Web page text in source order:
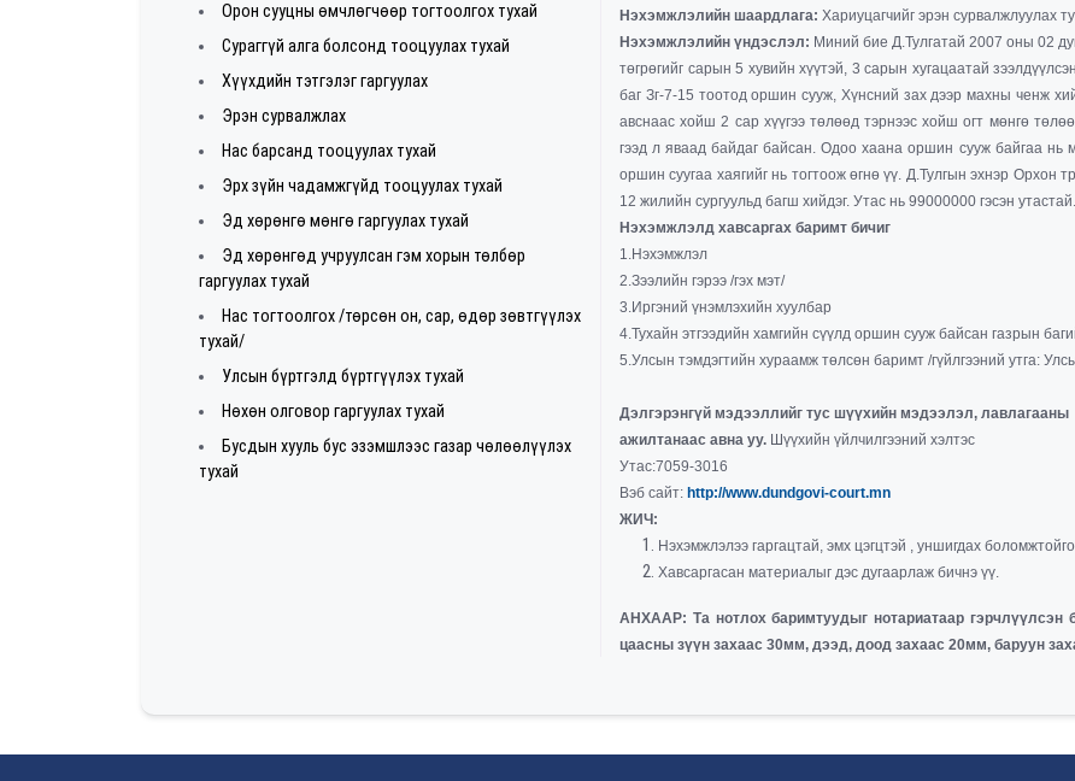
Орон сууцны өмчлөгчөөр тогтоолгох тухай
Сураггүй алга болсонд тооцуулах тухай
Хүүхдийн тэтгэлэг гаргуулах
Эрэн сурвалжлах
Нас барсанд тооцуулах тухай
Эрх зүйн чадамжгүйд тооцуулах тухай
Эд хөрөнгө мөнгө гаргуулах тухай
Эд хөрөнгөд учруулсан гэм хорын төлбөр
гаргуулах тухай
Нас тогтоолгох /төрсөн он, сар, өдөр зөвтгүүлэх
тухай/
Улсын бүртгэлд бүртгүүлэх тухай
Нөхөн олговор гаргуулах тухай
Бусдын хууль бус эзэмшлээс газар чөлөөлүүлэх
тухай
Нэхэмжлэлийн шаардлага: Хариуцагчийг эрэн сурвалжлуулах
Нэхэмжлэлийн үндэслэл: Миний бие Д.Тулгатай 2007 оны 02
төгрөгийг сарын 5 хувийн хүүтэй, 3 сарын хугацаатай
баг Зг-7-15 тоотод оршин сууж, Хүнсний зах дээр махны ченж
авснаас хойш 2 сар хүүгээ төлөөд тэрнээс хойш огт мөнгө
гээд л яваад байдаг байсан. Одоо хаана оршин сууж байгаа нь
оршин суугаа хаягийг нь тогтоож өгнө үү. Д.Тулгын эхнэр Орхон
12 жилийн сургуульд багш хийдэг. Утас нь 99000000 гэсэн
Нэхэмжлэлд хавсаргах баримт бичиг
1.Нэхэмжлэл
2.Зээлийн гэрээ /гэх мэт/
3.Иргэний үнэмлэхийн хуулбар
4.Тухайн этгээдийн хамгийн сүүлд оршин сууж байсан газрын
5.Улсын тэмдэгтийн хураамж төлсөн баримт /гүйлгээний утга:
Дэлгэрэнгүй мэдээллийг тус шүүхийн мэдээлэл, лавлагааны
ажилтанаас авна уу. Шүүхийн үйлчилгээний хэлтэс
Утас:7059-3016
Вэб сайт: http://www.dundgovi-court.mn
ЖИЧ:
Нэхэмжлэлээ гаргацтай, эмх цэгцтэй , уншигдах
Хавсаргасан материалыг дэс дугаарлаж бичнэ үү.
АНХААР: Та нотлох баримтуудыг нотариатаар гэрчлүүлсэн
цаасны зүүн захаас 30мм, дээд, доод захаас 20мм, баруун